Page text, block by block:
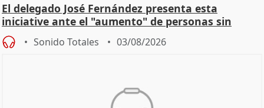
El delegado José Fernández presenta esta
iniciative ante el "aumento" de personas sin
hogar en Madri
Sonido Totales 03/08/2026